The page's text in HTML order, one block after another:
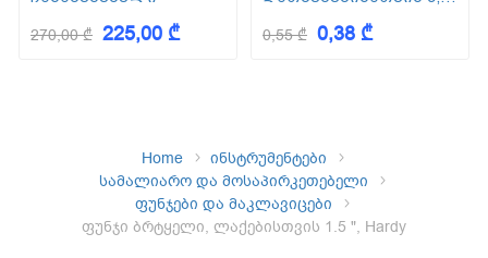
270,00 ₾ 225,00 ₾ 0,55 ₾ 0,38 ₾
Home
ინსტრუმენტები
სამალიარო და მოსაპირკეთებელი
ფუნჯები და მაკლავიცები
ფუნჯი ბრტყელი, ლაქებისთვის 1.5 ", Hardy